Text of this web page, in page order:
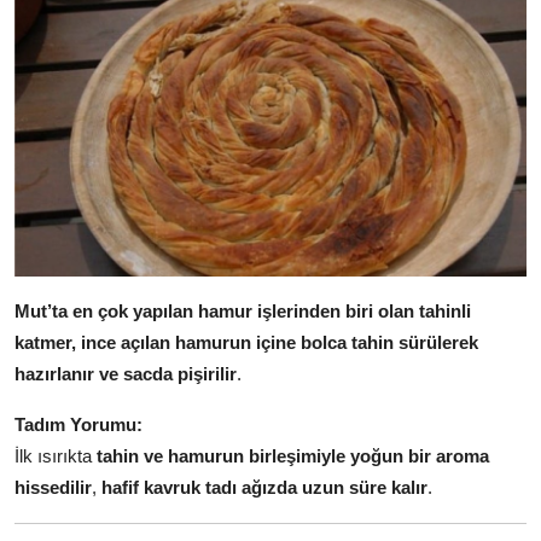
Mut’ta en çok yapılan hamur işlerinden biri olan tahinli
katmer, ince açılan hamurun içine bolca tahin sürülerek
hazırlanır ve sacda pişirilir.
Tadım Yorumu:
İlk ısırıkta tahin ve hamurun birleşimiyle yoğun bir aroma
hissedilir, hafif kavruk tadı ağızda uzun süre kalır.